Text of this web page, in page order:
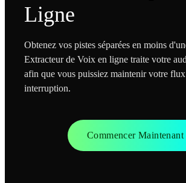
Ligne
Obtenez vos pistes séparées en moins
Extracteur de Voix en ligne traite votre
afin que vous puissiez maintenir votre
interruption.
Commencer Maintenant